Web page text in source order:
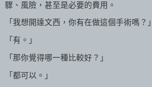
驟、風險，甚至是必要的費用。
「我想開達文西，你有在做這個手術嗎？」
「有。」
「那你覺得哪一種比較好？」
「都可以。」